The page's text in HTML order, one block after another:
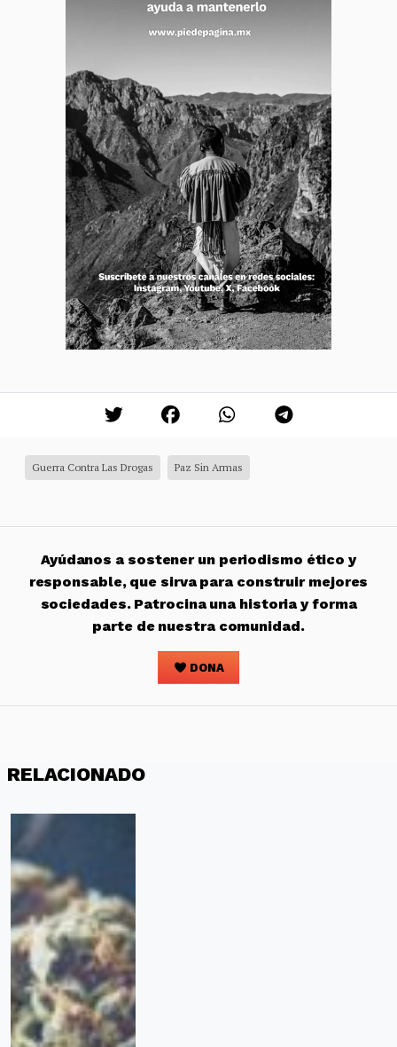
Guerra Contra Las Drogas Paz Sin Armas
Ayúdanos a sostener un periodismo ético y
responsable, que sirva para construir mejores
sociedades. Patrocina una historia y forma
parte de nuestra comunidad.
DONA
RELACIONADO